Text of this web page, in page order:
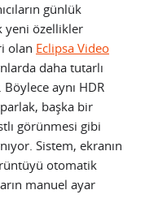
günlük
yeni özellikler
olan Eclipsa Video
daha tutarlı
aynı HDR
başka bir
görünmesi gibi
Sistem, ekranın
otomatik
manuel ayar